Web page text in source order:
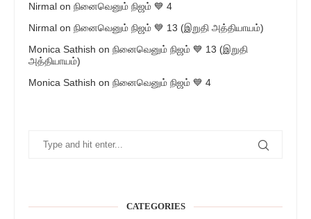
Nirmal on நினைவெனும் நிஜம் 💙 4
Nirmal on நினைவெனும் நிஜம் 💙 13 (இறுதி அத்தியாயம்)
Monica Sathish on நினைவெனும் நிஜம் 💙 13 (இறுதி
அத்தியாயம்)
Monica Sathish on நினைவெனும் நிஜம் 💙 4
CATEGORIES